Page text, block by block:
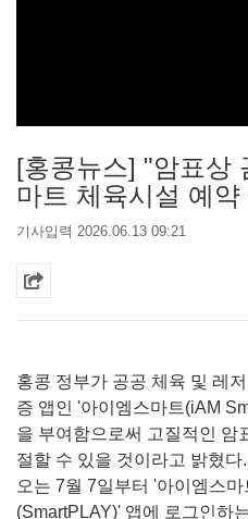
[홍콩뉴스] "암표상
마트 체육시설 예약
기사입력 2026.06.13 09:21
홍콩 정부가 공공 체육 및 레
증 앱인 '아이엠스마트(iAM
을 부여함으로써 고질적인 암
절할 수 있을 것이라고 밝혔
오는 7월 7일부터 '아이엠스마
(SmartPLAY)' 앱에 로그인하